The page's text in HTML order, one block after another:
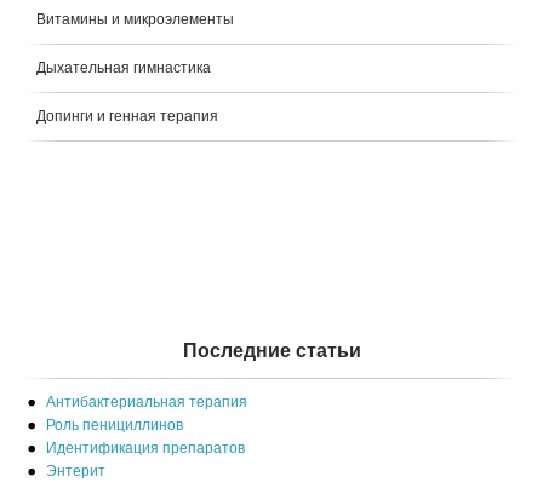
Витамины и микроэлементы
Дыхательная гимнастика
Допинги и генная терапия
Последние статьи
Антибактериальная терапия
Роль пенициллинов
Идентификация препаратов
Энтерит